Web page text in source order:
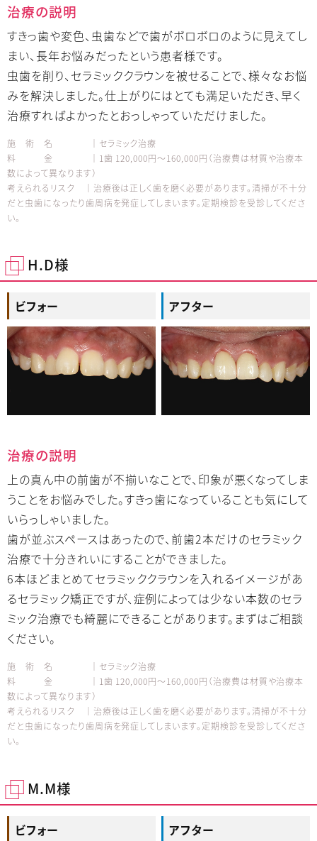
治療の説明
すきっ歯や変色、虫歯などで歯がボロボロのように見えてし
まい、長年お悩みだったという患者様です。
虫歯を削り、セラミッククラウンを被せることで、様々なお悩
みを解決しました。仕上がりにはとても満足いただき、早く
治療すればよかったとおっしゃっていただけました。
施 術 名 │セラミック治療
料 金 │1歯 120,000円～160,000円（治療費は材質や治療本
数によって異なります）
考えられるリスク │治療後は正しく歯を磨く必要があります。清掃が不十分
だと虫歯になったり歯周病を発症してしまいます。定期検診を受診してくださ
い。
H.D様
ビフォー アフター
治療の説明
上の真ん中の前歯が不揃いなことで、印象が悪くなってしま
うことをお悩みでした。すきっ歯になっていることも気にして
いらっしゃいました。
歯が並ぶスペースはあったので、前歯2本だけのセラミック
治療で十分きれいにすることができました。
6本ほどまとめてセラミッククラウンを入れるイメージがあ
るセラミック矯正ですが、症例によっては少ない本数のセラ
ミック治療でも綺麗にできることがあります。まずはご相談
ください。
施 術 名 │セラミック治療
料 金 │1歯 120,000円～160,000円（治療費は材質や治療本
数によって異なります）
考えられるリスク │治療後は正しく歯を磨く必要があります。清掃が不十分
だと虫歯になったり歯周病を発症してしまいます。定期検診を受診してくださ
い。
M.M様
ビフォー アフター